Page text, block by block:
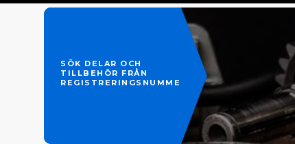
SÖK DELAR OCH
TILLBEHÖR FRÅN
REGISTRERINGSNUMMER